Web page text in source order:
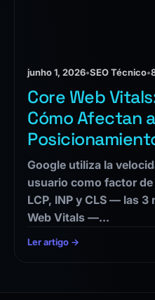
junho 1, 2026•SEO Técnico•
Core Web
Cómo Afectan
Google utiliza la
usuario como factor
LCP, INP y CLS — las
Web Vitals —…
Ler artigo →